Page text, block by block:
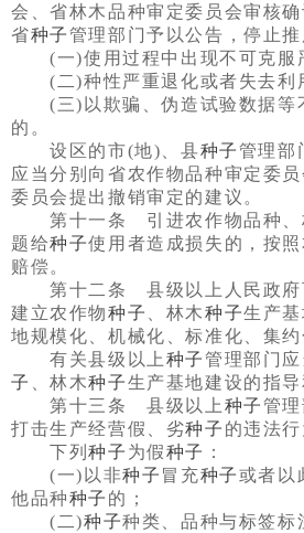
会、省林木品种审定委员会审核
省种子管理部门予以公告，停止推
(一)使用过程中出现不可克服
(二)种性严重退化或者失去利
(三)以欺骗、伪造试验数据等
的。
设区的市(地)、县种子管理部
应当分别向省农作物品种审定委
委员会提出撤销审定的建议。
第十一条 引进农作物品种、
题给种子使用者造成损失的，按
赔偿。
第十二条 县级以上人民政府
建立农作物种子 、林木种子生产
地规模化、机械化、标准化、集约
有关县级以上种子管理部门
子 、林木种子生产基地建设的指导
第十三条 县级以上种子管
打击生产经营假、劣种子 的违法行
下列种子 为假种子 ：
(一)以非种子 冒充种子或者以
他品种种子 的；
(二)种子种类、品种与标签标